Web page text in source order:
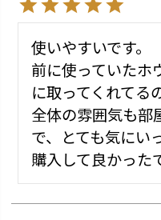
使いやすいです。
前に使っていたホ
に取ってくれてる
全体の雰囲気も部
で、とても気にい
購入して良かった